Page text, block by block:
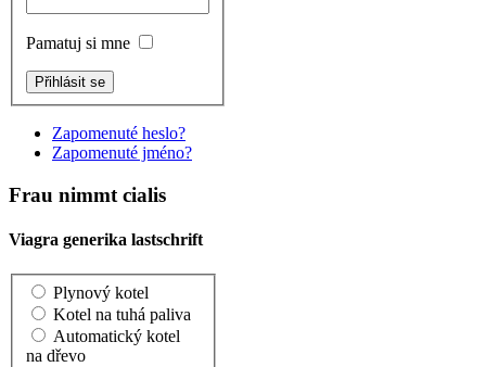
Pamatuj si mne
Zapomenuté heslo?
Zapomenuté jméno?
Frau nimmt cialis
Viagra generika lastschrift
Plynový kotel
Kotel na tuhá paliva
Automatický kotel
na dřevo